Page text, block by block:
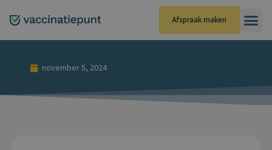
naar
Afspraak maken
november 5, 2024